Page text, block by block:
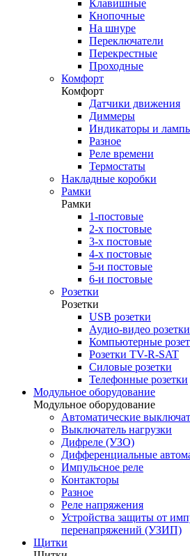
Клавишные
Кнопочные
На шнуре
Переключатели
Перекрестные
Проходные
Комфорт
Комфорт
Датчики движения
Диммеры
Индикаторы и
Разное
Реле времени
Термостаты
Накладные коробки
Рамки
Рамки
1-постовые
2-х постовые
3-х постовые
4-х постовые
5-и постовые
6-и постовые
Розетки
Розетки
USB розетки
Аудио-видео розетки
Компьютерные
Розетки TV-R-SAT
Силовые розетки
Телефонные розетки
Модульное оборудование
Модульное оборудование
Автоматические
Выключатель нагрузки
Дифреле (УЗО)
Дифференциальные
Импульсное реле
Контакторы
Разное
Реле напряжения
Устройства защиты от
перенапряжений (УЗИП)
Щитки